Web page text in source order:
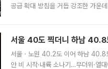
공급 확대 방침을 거듭 강조한 가운
서울 40도 찍더니 하남
서울ㆍ노원 40.2도 이어 하남 40.8
안 비 시작·내륙 소나기…무더위·열